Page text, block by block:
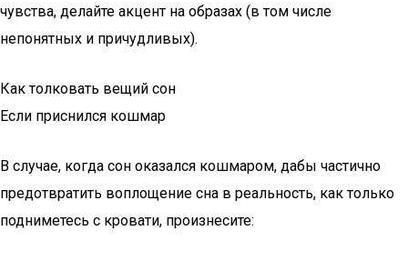
чувства, делайте акцент на образах (в том числе
непонятных и причудливых).
Как толковать вещий сон
Если приснился кошмар
В случае, когда сон оказался кошмаром, дабы частично
предотвратить воплощение сна в реальность, как только
подниметесь с кровати, произнесите: